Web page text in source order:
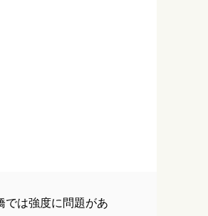
では強度に問題があ